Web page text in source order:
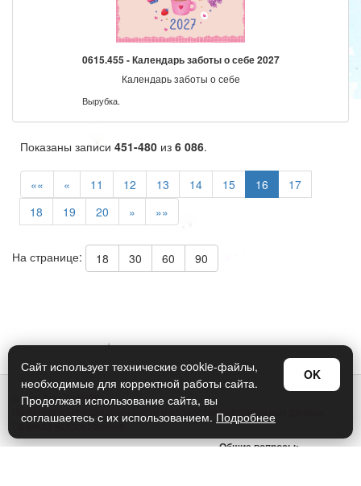
0615.455 - Календарь заботы о себе 2027
Календарь заботы о себе
Вырубка.
Показаны записи 451-480 из 6 086.
«« « 11 12 13 14 15 16
17
18
19 20 » »»
На странице: 18 30 60 90
© Арт Дизайн 2026
Политика конфиденциальности и обработки персональных данных
Правила использования
Общие вопросы:
Сайт использует технические cookie-файлы,
необходимые для корректной работы сайта.
Продолжая использование сайта, вы
соглашаетесь с их использованием. Подробнее
OK